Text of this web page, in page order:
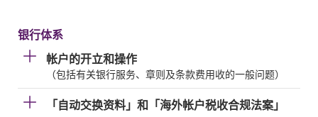
银行体系
帐户的开立和操作
（包括有关银行服务、章则及条款费用收的一般问题）
「自动交换资料」和「海外帐户税收合规法案」